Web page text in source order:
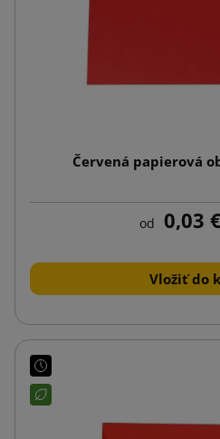
Červená papierová
od 0,03 €
Vložiť do